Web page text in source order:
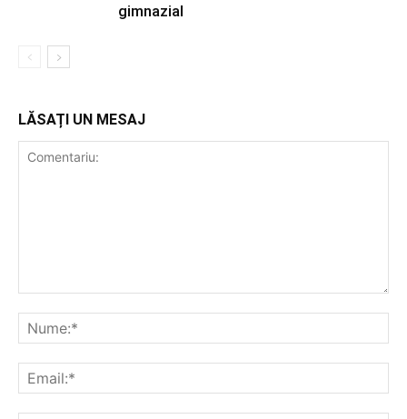
gimnazial
LĂSAȚI UN MESAJ